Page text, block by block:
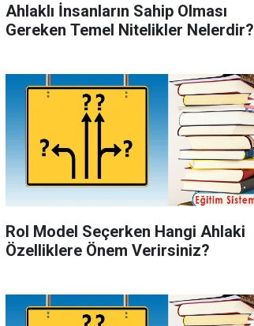
Ahlaklı İnsanların Sahip Olması
Gereken Temel Nitelikler Nelerdir?
Rol Model Seçerken Hangi Ahlaki
Özelliklere Önem Verirsiniz?